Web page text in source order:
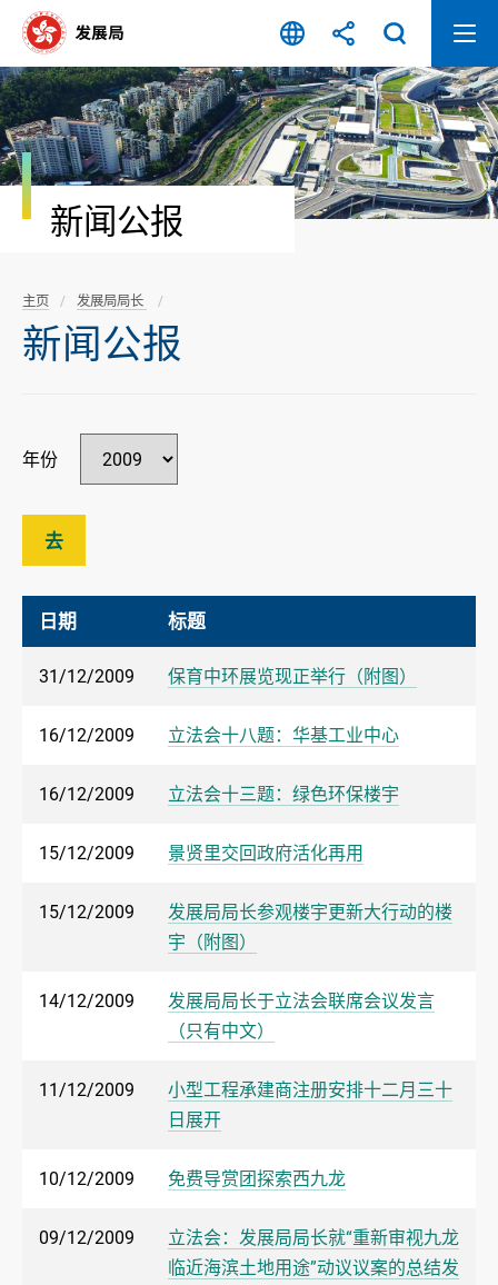
容
开
始
新闻公报
主页 发展局局长
新闻公报
年份
去
日期 标题
31/12/2009 保育中环展览现正举行（附图）
16/12/2009 立法会十八题：华基工业中心
16/12/2009 立法会十三题：绿色环保楼宇
15/12/2009 景贤里交回政府活化再用
15/12/2009
发展局局长参观楼宇更新大行动的楼
宇（附图）
14/12/2009
发展局局长于立法会联席会议发言
（只有中文）
11/12/2009
小型工程承建商注册安排十二月三十
日展开
10/12/2009 免费导赏团探索西九龙
09/12/2009
立法会：发展局局长就“重新审视九龙
临近海滨土地用途”动议议案的总结发